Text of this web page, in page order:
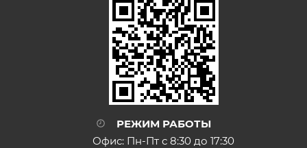
РЕЖИМ РАБОТЫ
Офис: Пн-Пт с 8:30 до 17:30